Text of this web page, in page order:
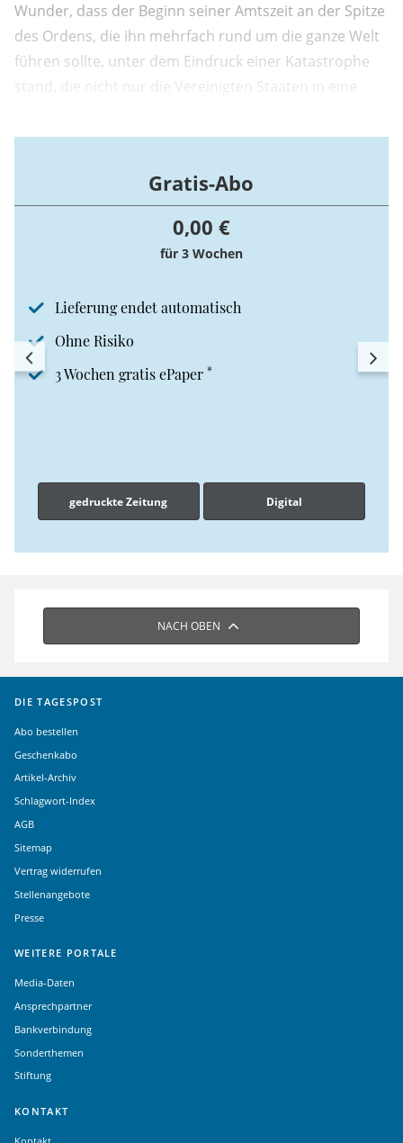
Wunder, dass der Beginn seiner Amtszeit an der Spitze
des Ordens, die ihn mehrfach rund um die ganze Welt
führen sollte, unter dem Eindruck einer Katastrophe
stand, die nicht nur die Vereinigten Staaten in eine
führen drohte.
Gratis-Abo
0,00 €
für 3 Wochen
Lieferung endet automatisch
Ohne Risiko
3 Wochen gratis ePaper *
gedruckte Zeitung Digital
NACH OBEN
DIE TAGESPOST
Abo bestellen
Geschenkabo
Artikel-Archiv
Schlagwort-Index
AGB
Sitemap
Vertrag widerrufen
Stellenangebote
Presse
WEITERE PORTALE
Media-Daten
Ansprechpartner
Bankverbindung
Sonderthemen
Stiftung
KONTAKT